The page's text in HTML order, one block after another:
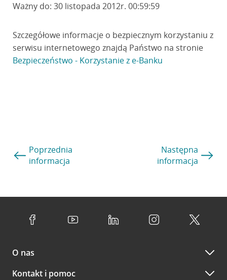
Ważny do: 30 listopada 2012r. 00:59:59
Szczegółowe informacje o bezpiecznym korzystaniu z
serwisu internetowego znajdą Państwo na stronie
Bezpieczeństwo - Korzystanie z e-Banku
Poprzednia
informacja
Następna
informacja
O nas
Kontakt i pomoc